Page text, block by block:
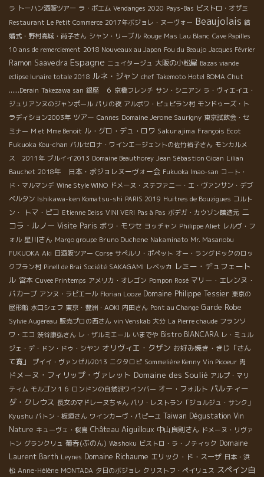
セル・マジック。 巨匠のワインだ。 ★Catherine
Bernard カトリーヌ・ベルナールの2017年、まだ出来上がってな
いが、アリカント、カリニャンのキュヴェは素晴らしい味わい！
チャーミングでエネルギッシュなカトリーヌの人柄がまさに出て
いる。 筆：竹下 Envoyé de mon iPhone
ラ トーハン酒販ツアー ラ・ボエム Vendanges 2020 Pays-Bas ビストロ・オザミ
Restaurant Le Petit Commerce 2017年ボジョレ・ヌーヴォー Beaujolais 結
婚式・野村高城・尚子さん シャン・リーブル Rouge Mas Lau Blanc Cave Papilles
10 ans de remerciement 2018 Nouveaux au Japon Fou du Beaujo Jacques Février
Ramon Saavedra Espagne ニュイタージュ 大阪の小松屋 Bazas viande
eclipse lunaire totale 2018 ルネ・ジャン chef Takemoto Hotel BOMA Chut
......Derain Takezawa san 銀座 ６ 京橋フレンチ サン・シニアン ラ・ヴィエイユ・
ジュリアンヌのジャンポール パリの夜 アルボワ・ピュピラン村 モンドゥーズ・ト
ラディション2003年 ツアー Cannes Domaine Jerome Saurigny 東京試飲会・セ
ミナー M et Mme Benoit ル・グロ・デュ・ロワ Sakurajima François Ecot
Fukuoka Kou-chan バルセロナ・ワインエージェントの佐竹裕子さん モンカルメ
ス 2011年 ブルイイ2013 Domaine Beauthorey Jean Sébastion Gioan Lilian
Bauchet 2018年 日本・ボジョレヌーヴォー会 Fukuoka Imao-san コート・
ド・マルマンデ Wine Style WINO ドメーヌ・ステファニー・エ・ヴァンサン・デブ
ベルタン Ishikawa-ken Komatsu-shi PARIS 2019 Huitres de Bouzigues コルト
ン・
トマ・ピコ Etienne Deiss VINI VERI Pas à Pas ボデガ・カウゾン醸造元 ニ
コラ・ルノー Visite Paris ボワ・モワセ ヨッチャン Philippe Aliet レルヴ・フ
ォル 星川さん Margo groupe Bruno Duchene Nakaminato Mr. Masanobu
FUKUOKA Aki 日酒販ツアー Corse サぺルリ・ポペット オー・ラングドックのロッ
クブラン村 Pinell de Brai Société SAKAGAMI レベッカ レミー・デュフェート
ル 宮本 Cuvee Printemps アメリカ・オレゴン Pompon Rosé マリー・エレンヌ・
バカーブ アンヌ・ラピエール Florian Looze Domaine Philippe Tessier 東京の
屋形船 水口シェフ 東京・豊洲・AOKI 内田さん Pont au Change Garde Robe
Sylvie Augereau 販売プロの西さん vin Venskab 大分 La Pierre chaude フランソ
ワ・エコ 渋谷康弘さん レ・ザルミエール いまでや Bistro BIANCARA レ・ミュル
ジェ・デ・ドン・ドゥ・シヤン オリヴィエ・クザン お好み焼き・きじ「さん
て寛」
プイイ・ヴァンゼル2013 ニクタロピ Sommelière Kenny Vin Picoeur 肉
ドメーヌ・フィリップ・ヴァレット Domaine des Soulié アルプ・マリ
ティム モルゴン１６ ロンドンの自然派ワインバー オー・フォルト パルティー
ダ・クレウス 長女のマドレーヌちゃん パリ・レストラン「ジョルジュ・サンク」
Kyushu バトン・板垣さん ワインカーヴ・パピーユ Taiwan Dégustation Vin
Nature キューヴェ・桜島 Château Aiguilloux 中山良則さん ドメーヌ・リヴァ
トン グランクリュ 葡呑(ぶのん) Washoku ビストロ・ラ・ノティック Domaine
Laurent Barth Leynes Domaine Richaume エリック・ド・スーザ 日本・浜
松 Anne-Hélène MONTADA 夕日のボジョレ クリストフ・ペイリュス スペイン自